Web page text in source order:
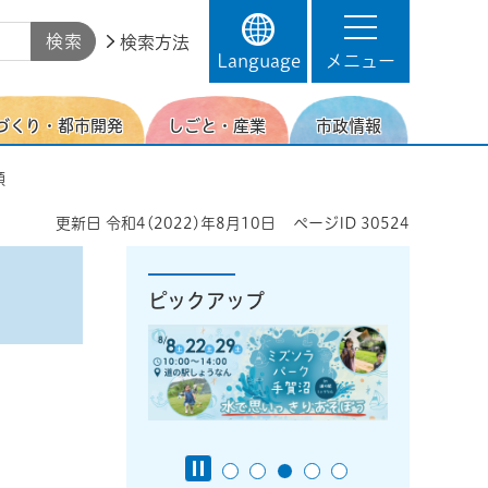
検索方法
Language
メニュー
くり・都市開発 しごと・産業 市政情報
更新日 令和4(2022)年8月10日 ページID 30524
ピックアップ